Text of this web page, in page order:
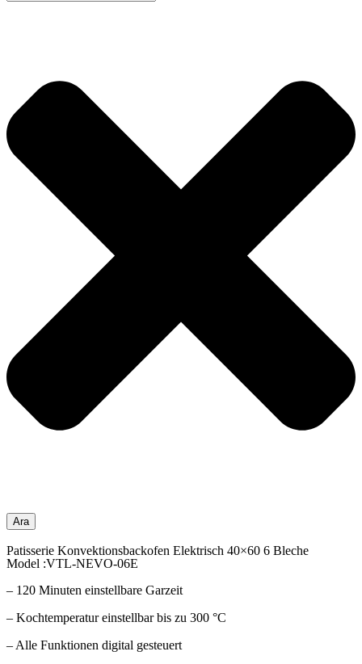
Ara
Patisserie Konvektionsbackofen Elektrisch 40×60 6 Bleche
Model :VTL-NEVO-06E
– 120 Minuten einstellbare Garzeit
– Kochtemperatur einstellbar bis zu 300 °C
– Alle Funktionen digital gesteuert